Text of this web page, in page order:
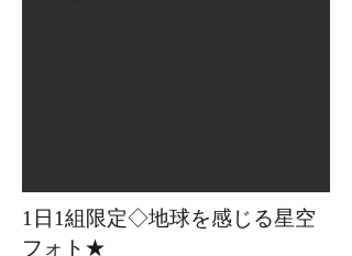
1日1組限定◇地球を感じる星空
フォト★